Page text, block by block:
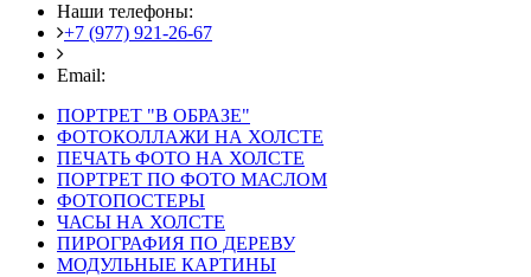
Наши телефоны:
+7 (977) 921-26-67
Email:
ПОРТРЕТ "В ОБРАЗЕ"
ФОТОКОЛЛАЖИ НА ХОЛСТЕ
ПЕЧАТЬ ФОТО НА ХОЛСТЕ
ПОРТРЕТ ПО ФОТО МАСЛОМ
ФОТОПОСТЕРЫ
ЧАСЫ НА ХОЛСТЕ
ПИРОГРАФИЯ ПО ДЕРЕВУ
МОДУЛЬНЫЕ КАРТИНЫ